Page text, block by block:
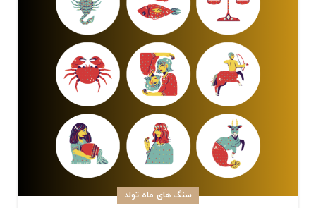
سنگ های ماه تولد